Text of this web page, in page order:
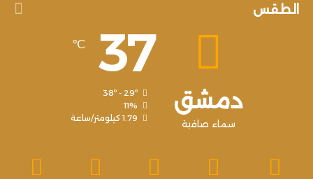
الطقس
دمشق
سماء صافية
37
℃
38º - 29º
11%
1.79 كيلومتر/ساعة